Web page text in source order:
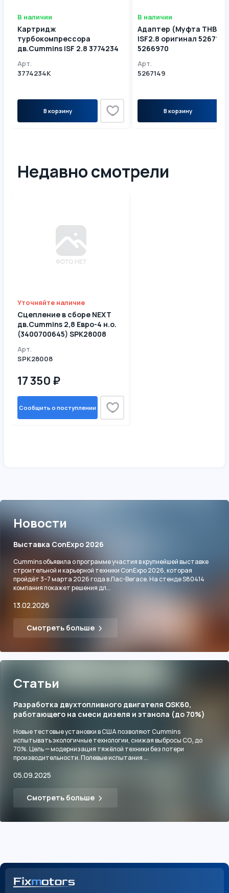
В наличии
Картридж
турбокомпрессора
дв.Cummins ISF 2.8 3774234
Арт.
3774234К
В корзину
В наличии
Адаптер (Муфта ТНВД)
ISF2.8 оригинал 5267149
5266970
Арт.
5267149
В корзину
Недавно смотрели
Уточняйте наличие
Сцепление в сборе NEXT
дв.Cummins 2,8 Евро-4 н.о.
(3400700645) SPK28008
Арт.
SPK28008
17 350 ₽
Сообщить о поступлении
Новости
Выставка ConExpo 2026
Cummins объявила о программе участия в крупнейшей выставке
строительной и карьерной техники ConExpo 2026, которая
пройдёт 3–7 марта 2026 года в Лас-Вегасе. На стенде S80414
компания покажет решения дл...
13.02.2026
Смотреть больше
Статьи
Разработка двухтопливного двигателя QSK60,
работающего на смеси дизеля и этанола (до 70%)
Новые тестовые установки в США позволяют Cummins
испытывать экологичные технологии, снижая выбросы CO₂ до
70%. Цель — модернизация тяжёлой техники без потери
производительности. Полевые испытания ...
05.09.2025
Смотреть больше